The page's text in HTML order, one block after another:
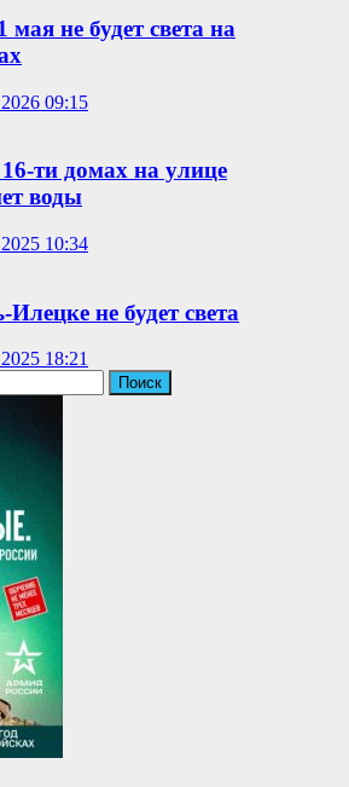
не будет света на
09:15
ти домах на улице
воды
10:34
не будет света
18:21